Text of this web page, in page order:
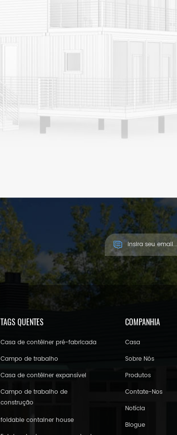
TAGS QUENTES
Casa de contêiner pré-fabricada
Campo de trabalho
Casa de contêiner expansível
Campo de trabalho de
construção
foldable container house
COMPANHIA
Casa
Sobre Nós
Produtos
Contate-Nos
Notícia
Blogue